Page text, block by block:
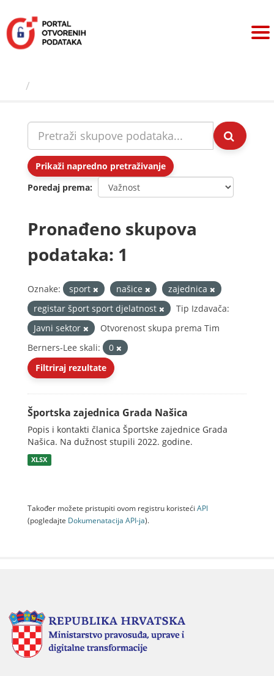
sadržaj
Prikaži napredno pretraživanje
Poredaj prema
Pronađeno skupova
podataka: 1
Oznake: sport našice
zajednica
registar šport sport djelatnost
Tip Izdavača:
Javni sektor
Otvorenost skupa prema Tim
Berners-Lee skali:
0
Filtriraj rezultate
Športska zajednica Grada Našica
Popis i kontakti članica Športske zajednice Grada
Našica. Na dužnost stupili 2022. godine.
XLSX
Također možete pristupiti ovom registru koristeći API
(pogledajte Dokumenаtаcijа API-jа).